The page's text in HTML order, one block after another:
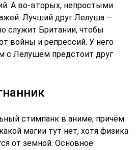
А во-вторых, непростыми
Лучший друг Лелуша —
служит Британии, чтобы
войны и репрессий. У него
с Лелушем предстоит друг
стимпанк в аниме, причём
магии тут нет, хотя физика
от земной. Основное